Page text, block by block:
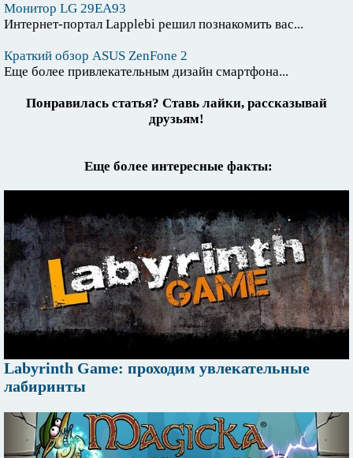
Монитор LG 29EA93
Интернет-портал Lapplebi решил познакомить вас...
Краткий обзор ASUS ZenFone 2
Еще более привлекательным дизайн смартфона...
Понравилась статья? Ставь лайки, рассказывай
друзьям!
Еще более интересные факты:
Labyrinth Game: проходим увлекательные
лабиринты